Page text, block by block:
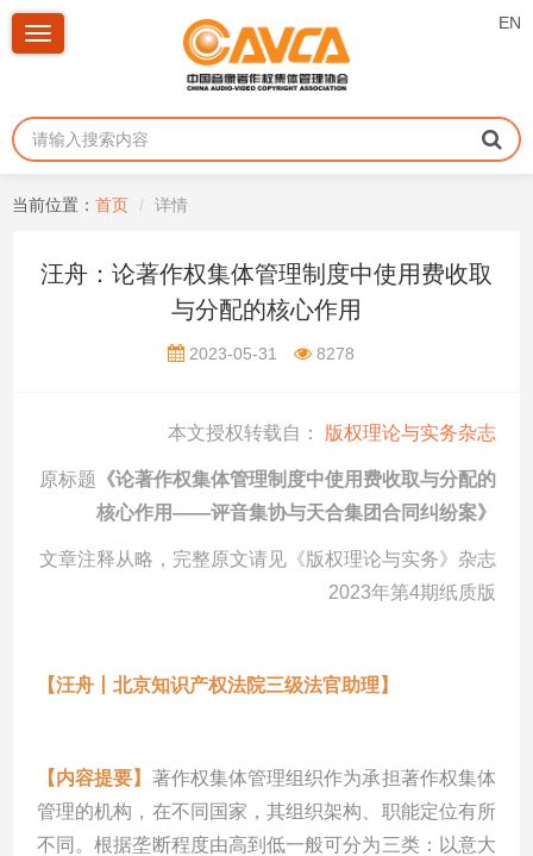
EN
Toggle
当前位置： 首页 详情
汪舟：论著作权集体管理制度中使用费收取
与分配的核心作用
2023-05-31 8278
本文授权转载自： 版权理论与实务杂志
原标题 《论著作权集体管理制度中使用费收取与分配的
核心作用——评音集协与天合集团合同纠纷案》
文章注释从略，完整原文请见《版权理论与实务》杂志
2023年第4期纸质版
【汪舟丨北京知识产权法院三级法官助理】
【内容提要】 著作权集体管理组织作为承担著作权集体
管理的机构，在不同国家，其组织架构、职能定位有所
不同。根据垄断程度由高到低一般可分为三类：以意大